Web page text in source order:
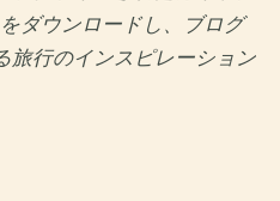
ダウンロードし、ブログ
旅行のインスピレーション